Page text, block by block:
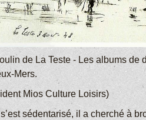
de La Teste - Les albums de
Mers.
Mios Culture Loisirs)
sédentarisé, il a cherché à